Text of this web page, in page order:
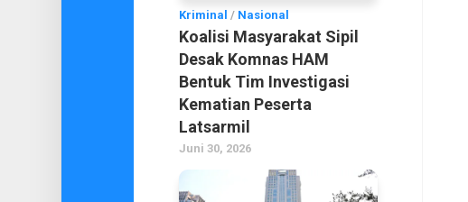
Kriminal / Nasional
Koalisi Masyarakat Sipil
Desak Komnas HAM
Bentuk Tim Investigasi
Kematian Peserta
Latsarmil
Juni 30, 2026